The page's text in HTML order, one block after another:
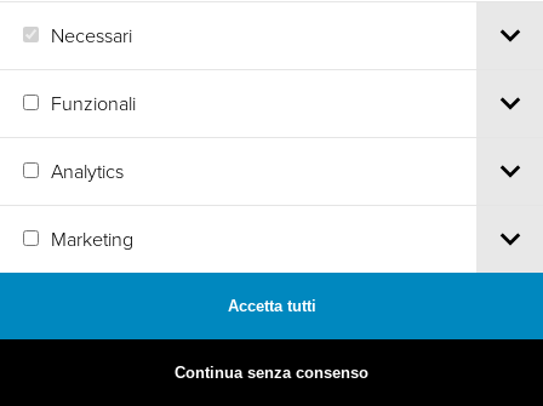
Necessari
Funzionali
Analytics
Marketing
Accetta tutti
Continua senza consenso